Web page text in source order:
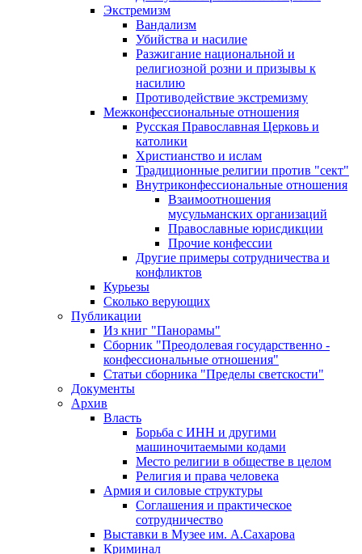
Экстремизм
Вандализм
Убийства и насилие
Разжигание национальной и
религиозной розни и призывы к
насилию
Противодействие экстремизму
Межконфессиональные отношения
Русская Православная Церковь и
католики
Христианство и ислам
Традиционные религии против "сект"
Внутриконфессиональные отношения
Взаимоотношения
мусульманских организаций
Православные юрисдикции
Прочие конфессии
Другие примеры сотрудничества и
конфликтов
Курьезы
Сколько верующих
Публикации
Из книг "Панорамы"
Сборник "Преодолевая государственно -
конфессиональные отношения"
Статьи сборника "Пределы светскости"
Документы
Архив
Власть
Борьба с ИНН и другими
машиночитаемыми кодами
Место религии в обществе в целом
Религия и права человека
Армия и силовые структуры
Соглашения и практическое
сотрудничество
Выставки в Музее им. А.Сахарова
Криминал